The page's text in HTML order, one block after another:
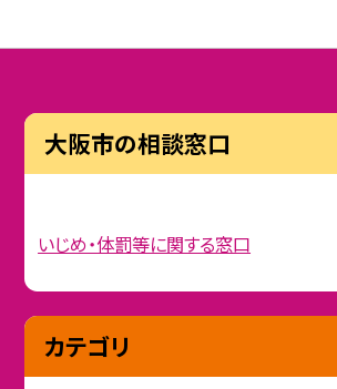
大阪市の相談窓口
いじめ・体罰等に関する窓口
カテゴリ